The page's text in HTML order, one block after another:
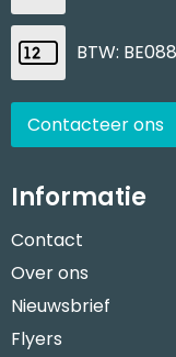
BTW:
Contacteer ons
Informatie
Contact
Over ons
Nieuwsbrief
Flyers